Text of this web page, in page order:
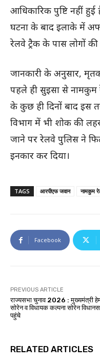
आधिकारिक पुष्टि नहीं
घटना के बाद इलाके में
रेलवे ट्रैक के पास लोगों
जानकारी के अनुसार,
पहले ही सुइसा से नामकुम
के कुछ ही दिनों बाद इस
विभाग में भी शोक की
जाने पर रेलवे पुलिस ने
इनकार कर दिया।
TAGS आरपीएफ जवान नामकुम
Facebook
PREVIOUS ARTICLE
राज्यसभा चुनाव 2026 : मुख्यमंत्री
सोरेन व विधायक कल्पना सोरेन
पहुंचे
RELATED ARTICLES